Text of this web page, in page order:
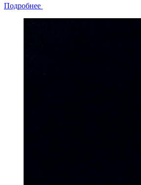
Подробнее